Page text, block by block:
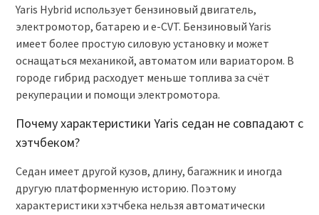
Yaris Hybrid использует бензиновый двигатель,
электромотор, батарею и e-CVT. Бензиновый Yaris
имеет более простую силовую установку и может
оснащаться механикой, автоматом или вариатором. В
городе гибрид расходует меньше топлива за счёт
рекуперации и помощи электромотора.
Почему характеристики Yaris седан не совпадают с
хэтчбеком?
Седан имеет другой кузов, длину, багажник и иногда
другую платформенную историю. Поэтому
характеристики хэтчбека нельзя автоматически